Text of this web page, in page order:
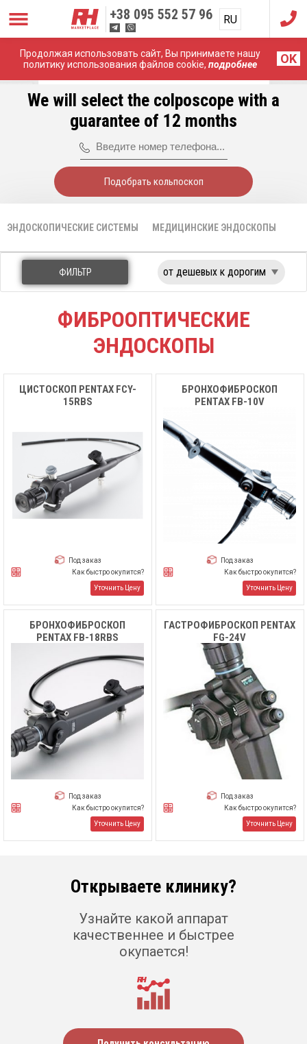
Продолжая использовать сайт, Вы принимаете нашу
политику использования файлов cookie, подробнее OK
+38 095 552 57 96 RU
UA
Главная
Медицинские Эндоскопы
Фиброоптические эндоскопы
We will select the colposcope with a
guarantee of 12 months
Подобрать кольпоскоп
ЭНДОСКОПИЧЕСКИЕ СИСТЕМЫ МЕДИЦИНСКИЕ ЭНДОСКОПЫ
ФИЛЬТР
ФИБРООПТИЧЕСКИЕ
ЭНДОСКОПЫ
ЦИСТОСКОП PENTAX FCY-
15RBS
Под заказ
Как быстро окупится?
Уточнить Цену
БРОНХОФИБРОСКОП
PENTAX FB-10V
Под заказ
Как быстро окупится?
Уточнить Цену
БРОНХОФИБРОСКОП
PENTAX FB-18RBS
Под заказ
Как быстро окупится?
Уточнить Цену
ГАСТРОФИБРОСКОП PENTAX
FG-24V
Под заказ
Как быстро окупится?
Уточнить Цену
Открываете клинику?
Узнайте какой аппарат
качественнее и быстрее
окупается!